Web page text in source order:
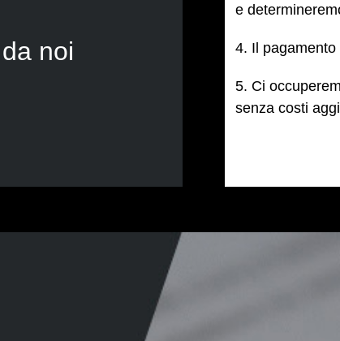
noi
e
4. Il
5. Ci
senza costi